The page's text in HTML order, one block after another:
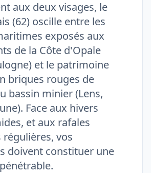
aux deux visages, le
(62) oscille entre les
exposés aux
de la Côte d'Opale
et le patrimoine
briques rouges de
bassin minier (Lens,
Face aux hivers
et aux rafales
régulières, vos
doivent constituer une